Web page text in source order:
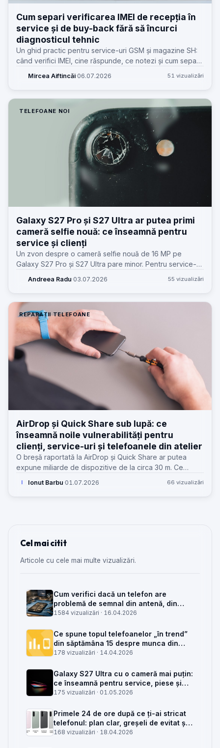
Cum separi verificarea IMEI de recepția în
service și de buy-back fără să încurci
diagnosticul tehnic
Un ghid practic pentru service-uri GSM și magazine SH:
când verifici IMEI, cine răspunde, ce notezi și cum separi
Mircea Aiftincăi·06.07.2026 51 vizualizări
TELEFOANE NOI
Galaxy S27 Pro și S27 Ultra ar putea primi
cameră selfie nouă: ce înseamnă pentru
service și clienți
Un zvon despre o cameră selfie nouă de 16 MP pe
Galaxy S27 Pro și S27 Ultra pare minor. Pentru service-
Andreea Radu·03.07.2026 55 vizualizări
REPARAȚII TELEFOANE
AirDrop și Quick Share sub lupă: ce
înseamnă noile vulnerabilități pentru
clienți, service-uri și telefoanele din atelier
O breșă raportată la AirDrop și Quick Share ar putea
expune miliarde de dispozitive de la circa 30 m. Ce
I Ionut Barbu·01.07.2026 66 vizualizări
Cel mai citit
Articole cu cele mai multe vizualizări.
Cum verifici dacă un telefon are
problemă de semnal din antenă, din
placa de bază sau din rețea
1584 vizualizări · 16.04.2026
Ce spune topul telefoanelor „în trend”
din săptămâna 15 despre munca din
service GSM
178 vizualizări · 14.04.2026
Galaxy S27 Ultra cu o cameră mai puțin:
ce înseamnă pentru service, piese și
client
175 vizualizări · 01.05.2026
Primele 24 de ore după ce ți-ai stricat
telefonul: plan clar, greșeli de evitat și
când mai merită reparat
168 vizualizări · 18.04.2026